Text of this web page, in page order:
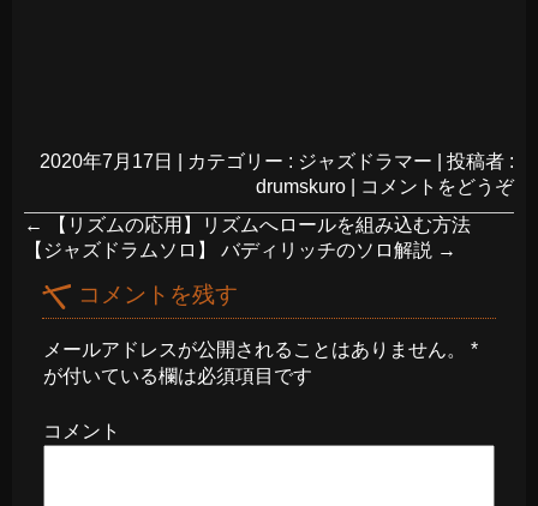
2020年7月17日 カテゴリー : ジャズドラマー
投稿者 :
drumskuro
コメントをどうぞ
←
【リズムの応用】リズムへロールを組み込む方法
【ジャズドラムソロ】 バディリッチのソロ解説 →
コメントを残す
メールアドレスが公開されることはありません。
*
が付いている欄は必須項目です
コメント